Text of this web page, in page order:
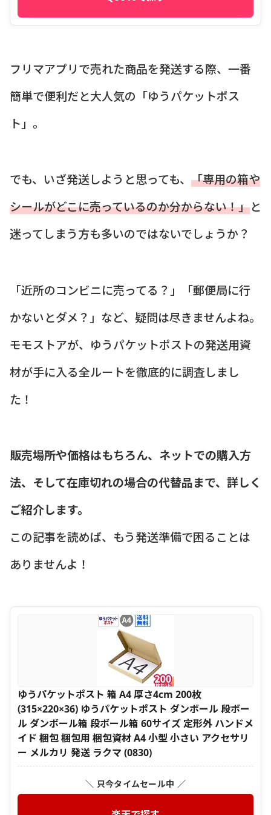
フリマアプリで売れた商品を発送する際、一番
簡単で便利だと大人気の「ゆうパケットポス
ト」。
でも、いざ発送しようと思っても、 「専用の箱や
シールがどこに売っているのか分からない！」と
迷ってしまう方も多いのではないでしょうか？
「近所のコンビニに売ってる？」「郵便局に行
かないとダメ？」など、疑問は尽きませんよね。
モモストアが、ゆうパケットポストの発送用資
材が手に入る全ルートを徹底的に調査しまし
た！
販売場所や価格はもちろん、ネットでの購入方
法、そして在庫切れの場合の代替品まで、詳しく
ご紹介します。
この記事を読めば、もう発送準備で困ることは
ありませんよ！
ゆうパケットポスト 箱 A4 厚さ4cm 200枚
(315×220×36) ゆうパケットポスト ダンボール 段ボー
ル ダンボール箱 段ボール箱 60サイズ 定形外 ハンドメ
イド 梱包 梱包用 梱包資材 A4 小型 小さい アクセサリ
ー メルカリ 発送 ラクマ (0830)
＼ 只今タイムセール中 ／